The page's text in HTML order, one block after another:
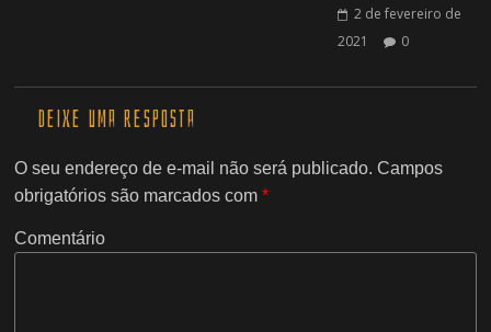
2 de fevereiro de
2021
0
Deixe uma resposta
O seu endereço de e-mail não será publicado. Campos
obrigatórios são marcados com*
Comentário